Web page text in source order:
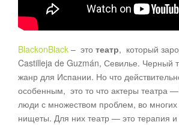
BlackonBlack – это театр, который
Castilleja de Guzmán, Севилье. Черный
жанр для Испании. Но что
особенным, это то что актеры театра
люди с множеством проблем, во многих
нищеты. Для них театр — это терапия и